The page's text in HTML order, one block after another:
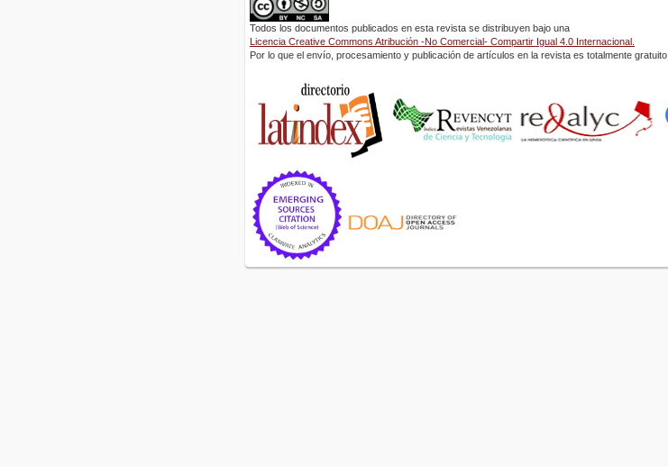
Todos los documentos publicados en esta revista se distribuyen bajo una
Licencia Creative Commons Atribución -No Comercial- Compartir Igual 4.0 Internacional.
Por lo que el envío, procesamiento y publicación de artículos en la revista es totalmente gratuito.